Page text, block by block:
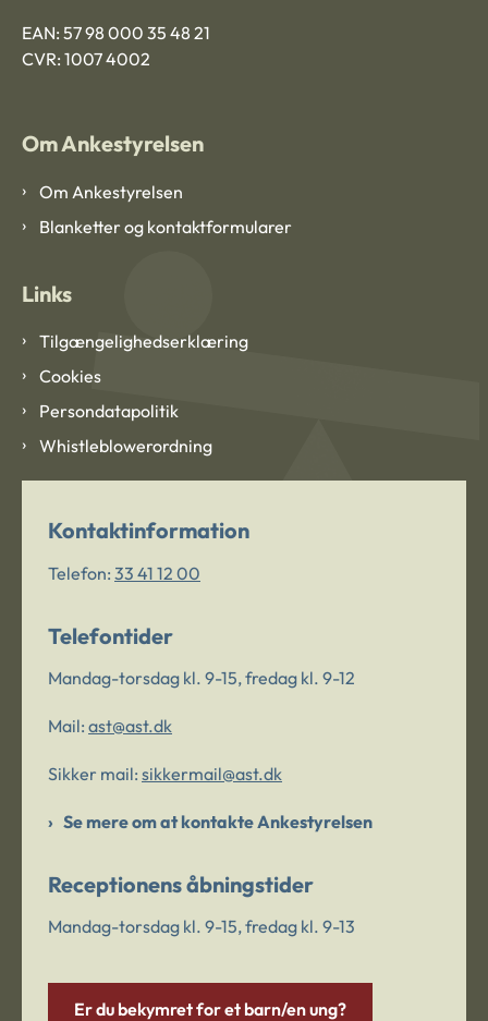
EAN: 57 98 000 35 48 21
CVR: 1007 4002
Om Ankestyrelsen
Om Ankestyrelsen
Blanketter og kontaktformularer
Links
Tilgængelighedserklæring
Cookies
Persondatapolitik
Whistleblowerordning
Kontaktinformation
Telefon: 33 41 12 00
Telefontider
Mandag-torsdag kl. 9-15, fredag kl. 9-12
Mail: ast@ast.dk
Sikker mail: sikkermail@ast.dk
Se mere om at kontakte Ankestyrelsen
Receptionens åbningstider
Mandag-torsdag kl. 9-15, fredag kl. 9-13
Er du bekymret for et barn/en ung?